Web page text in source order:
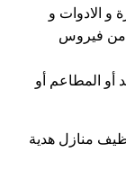
و الادوات و
من فيروس
أو المطاعم أو
منازل هدية